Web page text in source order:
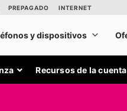
Recursos de la cuenta